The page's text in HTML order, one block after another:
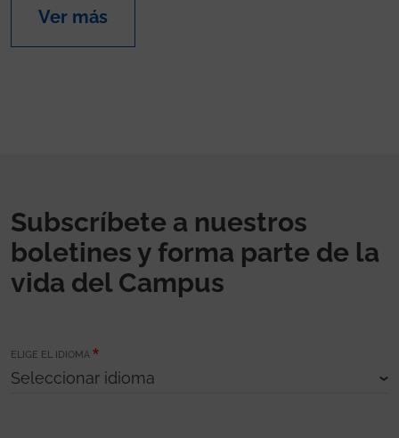
Ver más
Subscríbete a nuestros
boletines y forma parte de la
vida del Campus
ELIGE EL IDIOMA